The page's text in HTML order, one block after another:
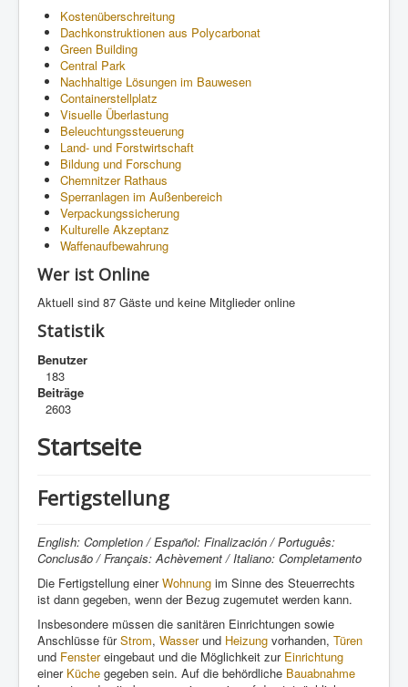
Kostenüberschreitung
Dachkonstruktionen aus Polycarbonat
Green Building
Central Park
Nachhaltige Lösungen im Bauwesen
Containerstellplatz
Visuelle Überlastung
Beleuchtungssteuerung
Land- und Forstwirtschaft
Bildung und Forschung
Chemnitzer Rathaus
Sperranlagen im Außenbereich
Verpackungssicherung
Kulturelle Akzeptanz
Waffenaufbewahrung
Wer ist Online
Aktuell sind 87 Gäste und keine Mitglieder online
Statistik
Benutzer
183
Beiträge
2603
Startseite
Fertigstellung
English: Completion / Español: Finalización / Português:
Conclusão / Français: Achèvement / Italiano: Completamento
Die Fertigstellung einerWohnung im Sinne des Steuerrechts
ist dann gegeben, wenn der Bezug zugemutet werden kann.
Insbesondere müssen die sanitären Einrichtungen sowie
Anschlüsse fürStrom, Wasserund Heizung vorhanden, Türen
und Fenstereingebaut und die Möglichkeit zur Einrichtung
einer Küche gegeben sein. Auf die behördliche Bauabnahme